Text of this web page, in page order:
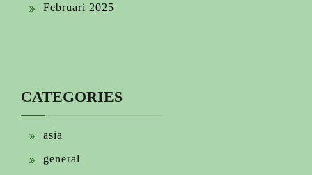
Februari 2025
CATEGORIES
asia
general